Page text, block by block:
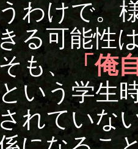
わけで。
る可能性
も、 「俺
いう学生
れていな